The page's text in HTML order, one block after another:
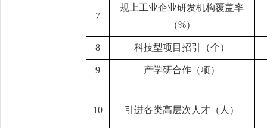
7
规上工业企业研发机构覆盖率
（%）
8 科技型项目招引（个）
9 产学研合作（项）
10 引进各类高层次人才（人）